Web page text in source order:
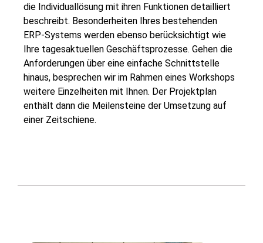
die Individuallösung mit ihren Funktionen detailliert
beschreibt. Besonderheiten Ihres bestehenden
ERP-Systems werden ebenso berücksichtigt wie
Ihre tagesaktuellen Geschäftsprozesse. Gehen die
Anforderungen über eine einfache Schnittstelle
hinaus, besprechen wir im Rahmen eines Workshops
weitere Einzelheiten mit Ihnen. Der Projektplan
enthält dann die Meilensteine der Umsetzung auf
einer Zeitschiene.